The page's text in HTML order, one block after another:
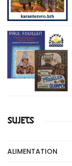
SUJETS
ALIMENTATION